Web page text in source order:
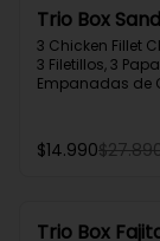
Trio Box
3 Chicken Fillet
3 Filetillos, 3
Empanadas de
$14.990
Trio Box